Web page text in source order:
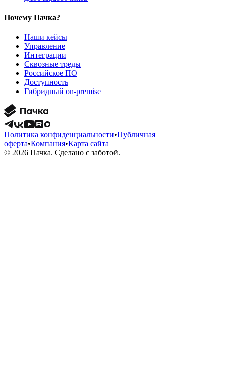
Почему Пачка?
Наши кейсы
Управление
Интеграции
Сквозные треды
Российское ПО
Доступность
Гибридный on-premise
Политика конфиденциальности•Публичная
оферта•Компания•Карта сайта
© 2026 Пачка. Сделано с заботой.